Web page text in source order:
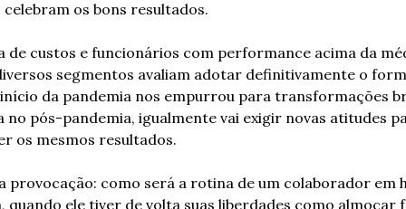
os bons resultados.
de custos e funcionários com performance acima da
segmentos avaliam adotar definitivamente o
da pandemia nos empurrou para transformações
no pós-pandemia, igualmente vai exigir novas atitudes
os mesmos resultados.
provocação: como será a rotina de um colaborador em
quando ele tiver de volta suas liberdades como almoçar